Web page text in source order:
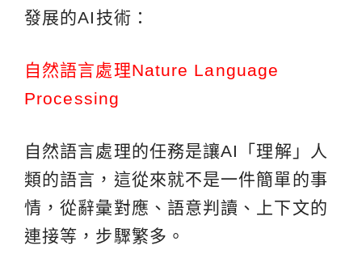
發展的AI技術：
自然語言處理Nature Language
Processing
自然語言處理的任務是讓AI「理解」人
類的語言，這從來就不是一件簡單的事
情，從辭彙對應、語意判讀、上下文的
連接等，步驟繁多。